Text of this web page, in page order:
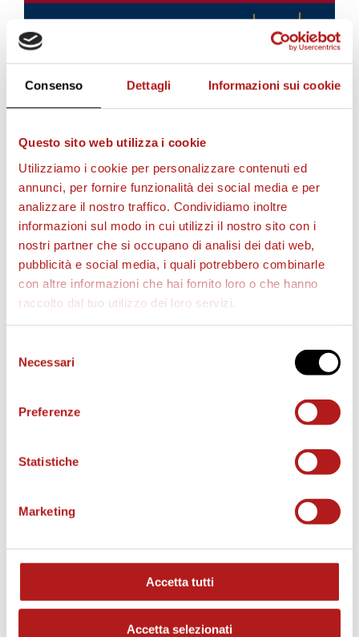
Consenso Dettagli Informazioni sui cookie
Questo sito web utilizza i cookie
Utilizziamo i cookie per personalizzare contenuti ed
annunci, per fornire funzionalità dei social media e per
analizzare il nostro traffico. Condividiamo inoltre
informazioni sul modo in cui utilizzi il nostro sito con i
nostri partner che si occupano di analisi dei dati web,
pubblicità e social media, i quali potrebbero combinarle
con altre informazioni che hai fornito loro o che hanno
raccolto dal tuo utilizzo dei loro servizi.
delNecessari
Preferenze
Statistiche
Marketing
Accetta tutti
Accetta selezionati
AS CITTADELLA STORE